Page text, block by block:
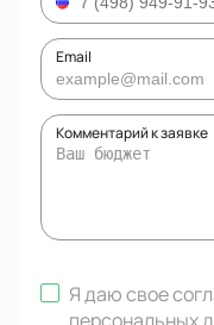
Email
Комментарий к заявке
Я даю свое